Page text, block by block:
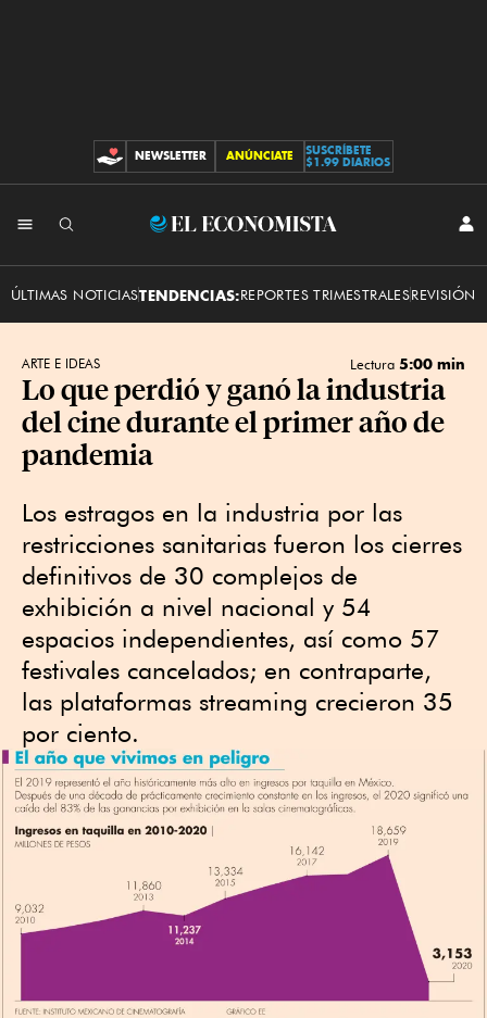
CONTRIBUCIONES
NEWSLETTER ANÚNCIATE
SUSCRÍBETE
$1.99 DIARIOS
El
ÚLTIMAS NOTICIASTENDENCIAS:REPORTES TRIMESTRALESREVISIÓN
ARTE E IDEAS Lectura 5:00 min
Lo que perdió y ganó la industria
del cine durante el primer año de
pandemia
Los estragos en la industria por las
restricciones sanitarias fueron los cierres
definitivos de 30 complejos de
exhibición a nivel nacional y 54
espacios independientes, así como 57
festivales cancelados; en contraparte,
las plataformas streaming crecieron 35
por ciento.